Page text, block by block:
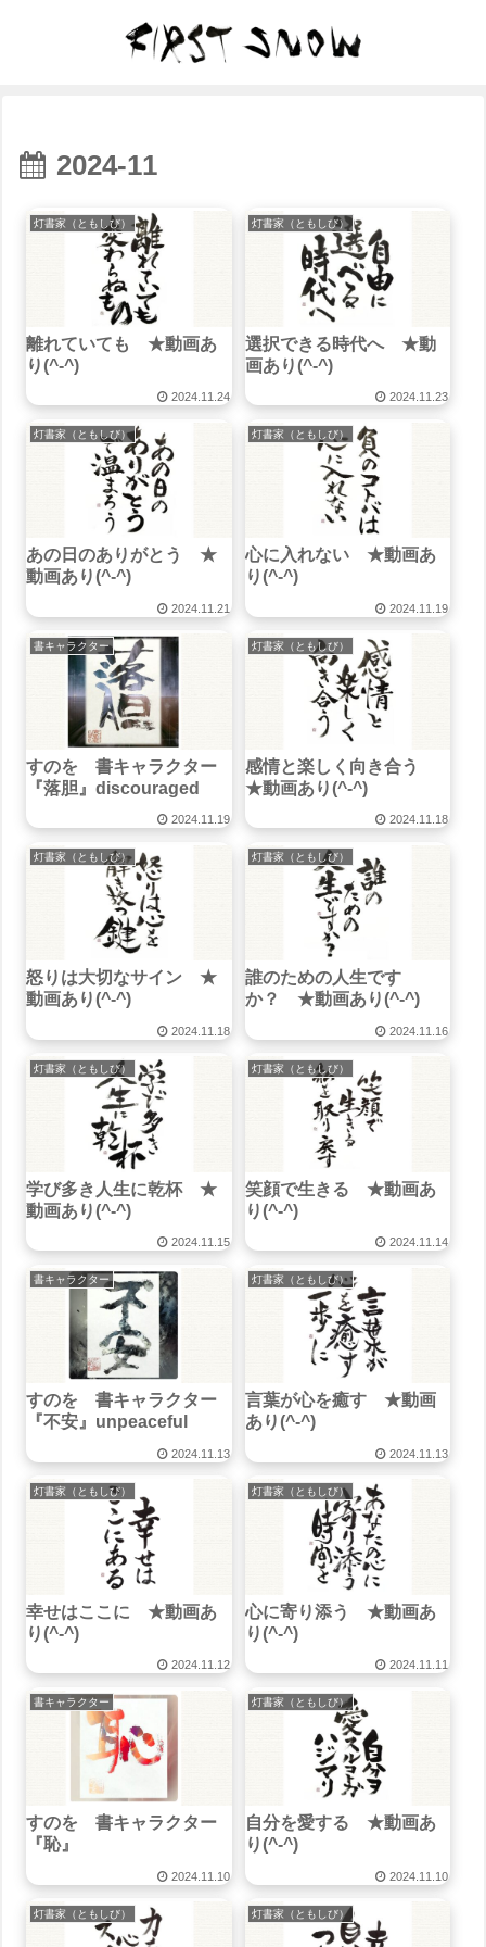
2024-11
灯書家（ともしび）
離れていても ★動画あ
り(^-^)
2024.11.24
灯書家（ともしび）
選択できる時代へ ★動
画あり(^-^)
2024.11.23
灯書家（ともしび）
あの日のありがとう ★
動画あり(^-^)
2024.11.21
灯書家（ともしび）
心に入れない ★動画あ
り(^-^)
2024.11.19
書キャラクター
すのを 書キャラクター
『落胆』discouraged
2024.11.19
灯書家（ともしび）
感情と楽しく向き合う
★動画あり(^-^)
2024.11.18
灯書家（ともしび）
怒りは大切なサイン ★
動画あり(^-^)
2024.11.18
灯書家（ともしび）
誰のための人生です
か？ ★動画あり(^-^)
2024.11.16
灯書家（ともしび）
学び多き人生に乾杯 ★
動画あり(^-^)
2024.11.15
灯書家（ともしび）
笑顔で生きる ★動画あ
り(^-^)
2024.11.14
書キャラクター
すのを 書キャラクター
『不安』unpeaceful
2024.11.13
灯書家（ともしび）
言葉が心を癒す ★動画
あり(^-^)
2024.11.13
灯書家（ともしび）
幸せはここに ★動画あ
り(^-^)
2024.11.12
灯書家（ともしび）
心に寄り添う ★動画あ
り(^-^)
2024.11.11
書キャラクター
すのを 書キャラクター
『恥』
2024.11.10
灯書家（ともしび）
自分を愛する ★動画あ
り(^-^)
2024.11.10
灯書家（ともしび） 灯書家（ともしび）